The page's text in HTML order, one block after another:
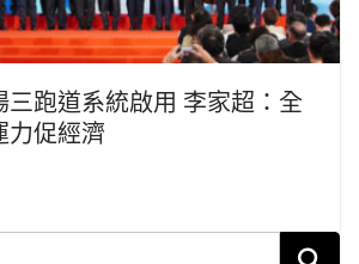
三跑道系統啟用 李家超：全
力促經濟